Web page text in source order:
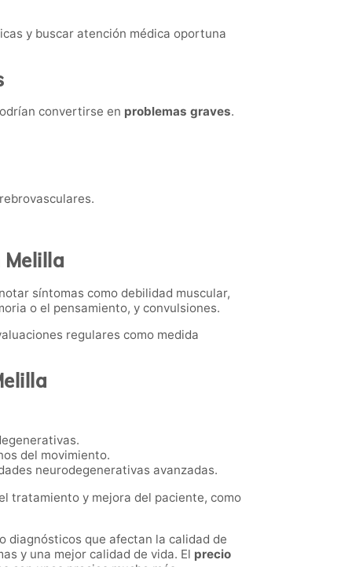
y buscar atención médica oportuna
convertirse en problemas graves.
síntomas como debilidad muscular,
o el pensamiento, y convulsiones.
regulares como medida
del movimiento.
neurodegenerativas avanzadas.
tratamiento y mejora del paciente, como
diagnósticos que afectan la calidad de
y una mejor calidad de vida. El precio